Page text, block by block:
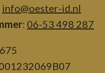
info@oester-id.nl
: 06-53 498 287